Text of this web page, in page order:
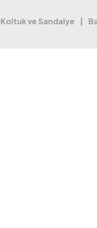
Koltuk ve Sandalye